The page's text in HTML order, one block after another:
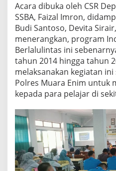
Acara dibuka oleh CSR
SSBA, Faizal Imron,
Budi Santoso, Devita
menerangkan, program
Berlalulintas ini
tahun 2014 hingga tahun
melaksanakan kegiatan
Polres Muara Enim untuk
kepada para pelajar di